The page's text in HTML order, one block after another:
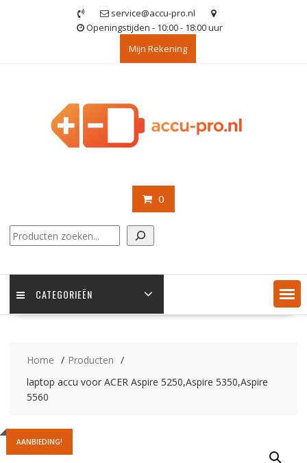
service@accu-pro.nl
Openingstijden - 10:00 - 18:00 uur
Mijn Rekening
0
Zoeken
CATEGORIEËN
Home
Producten
laptop accu voor ACER Aspire 5250,Aspire 5350,Aspire
5560
AANBIEDING!